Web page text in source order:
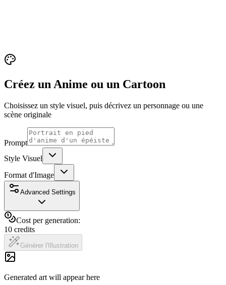
Créez un Anime ou un Cartoon
Choisissez un style visuel, puis décrivez un personnage ou une
scène originale
Prompt
Style Visuel
Format d'Image
Advanced Settings
Cost per generation:
10 credits
Générer l'Illustration
Generated art will appear here